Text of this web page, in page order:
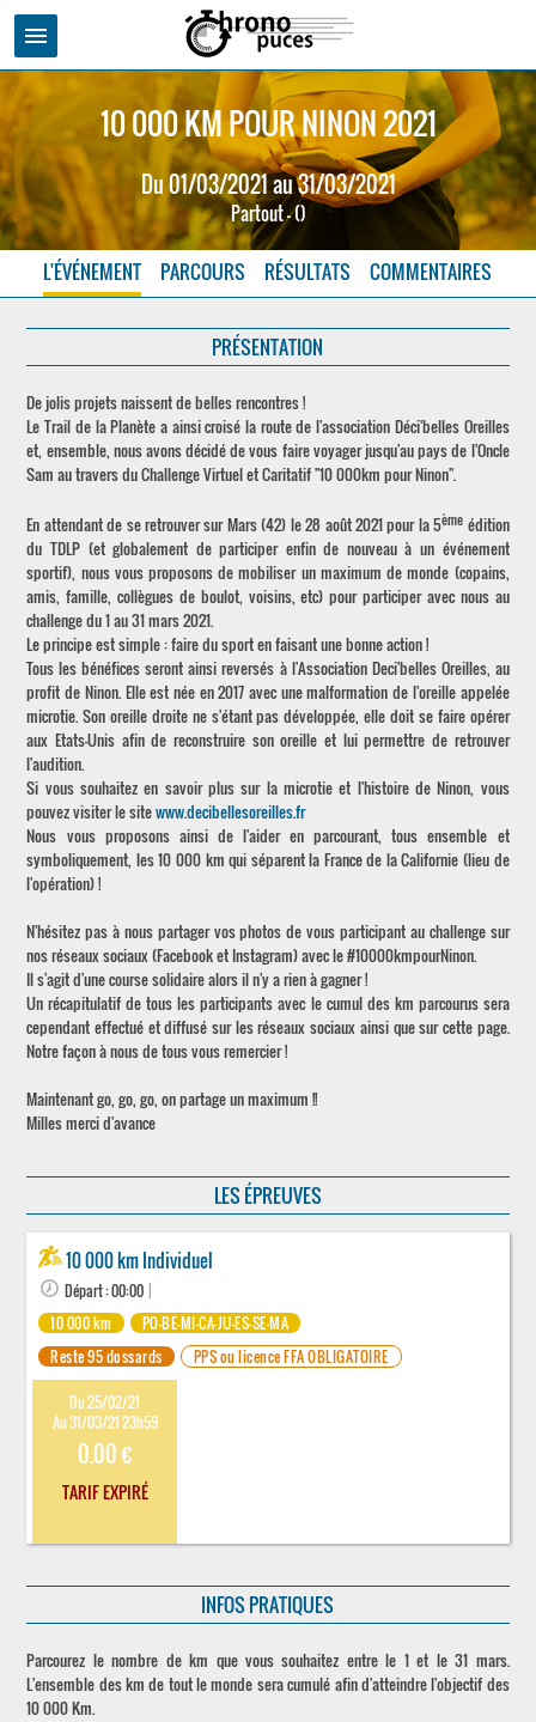
menu
10 000 KM POUR NINON 2021
Du 01/03/2021 au 31/03/2021
Partout - ()
L'ÉVÉNEMENT PARCOURS RÉSULTATS COMMENTAIRES
PRÉSENTATION
De jolis projets naissent de belles rencontres !
Le Trail de la Planète a ainsi croisé la route de l'association Déci'belles Oreilles
et, ensemble, nous avons décidé de vous faire voyager jusqu'au pays de l'Oncle
Sam au travers du Challenge Virtuel et Caritatif "10 000km pour Ninon".
En attendant de se retrouver sur Mars (42) le 28 août 2021 pour la 5ème édition
du TDLP (et globalement de participer enfin de nouveau à un événement
sportif), nous vous proposons de mobiliser un maximum de monde (copains,
amis, famille, collègues de boulot, voisins, etc) pour participer avec nous au
challenge du 1 au 31 mars 2021.
Le principe est simple : faire du sport en faisant une bonne action !
Tous les bénéfices seront ainsi reversés à l'Association Deci'belles Oreilles, au
profit de Ninon. Elle est née en 2017 avec une malformation de l'oreille appelée
microtie. Son oreille droite ne s'étant pas développée, elle doit se faire opérer
aux Etats-Unis afin de reconstruire son oreille et lui permettre de retrouver
l'audition.
Si vous souhaitez en savoir plus sur la microtie et l'histoire de Ninon, vous
pouvez visiter le sitewww.decibellesoreilles.fr
Nous vous proposons ainsi de l'aider en parcourant, tous ensemble et
symboliquement, les 10 000 km qui séparent la France de la Californie (lieu de
l'opération) !
N'hésitez pas à nous partager vos photos de vous participant au challenge sur
nos réseaux sociaux (Facebook et Instagram) avec le #10000kmpourNinon.
Il s'agit d'une course solidaire alors il n'y a rien à gagner !
Un récapitulatif de tous les participants avec le cumul des km parcourus sera
cependant effectué et diffusé sur les réseaux sociaux ainsi que sur cette page.
Notre façon à nous de tous vous remercier !
Maintenant go, go, go, on partage un maximum !!
Milles merci d'avance
LES ÉPREUVES
10 000 km Individuel
Départ : 00:00
10 000 km
PO-BE-MI-CA-JU-ES-SE-MA
Reste 95 dossards
PPS ou licence FFA OBLIGATOIRE
Du 25/02/21
Au 31/03/21 23h59
0.00 €
TARIF EXPIRÉ
INFOS PRATIQUES
Parcourez le nombre de km que vous souhaitez entre le 1 et le 31 mars.
L'ensemble des km de tout le monde sera cumulé afin d'atteindre l'objectif des
10 000 Km.